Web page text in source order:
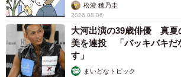
松波 穂乃圭
2026.08.06
大河出演の39歳俳優 真夏
美を連投 「バッキバキだ
す」
まいどなトピック